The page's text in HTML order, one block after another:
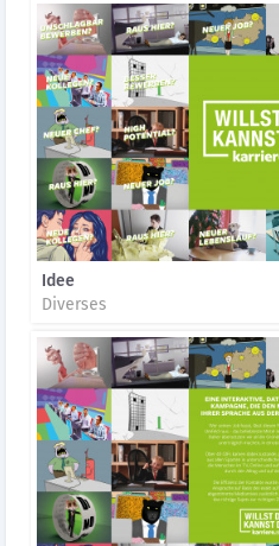
Idee
Diverses